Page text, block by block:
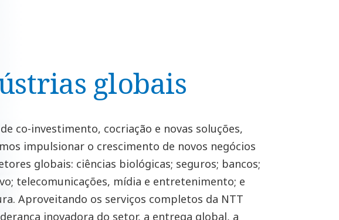
globais
co-investimento, cocriação e novas soluções,
impulsionar o crescimento de novos negócios
globais: ciências biológicas; seguros; bancos;
telecomunicações, mídia e entretenimento; e
Aproveitando os serviços completos da NTT
inovadora do setor, a entrega global, a